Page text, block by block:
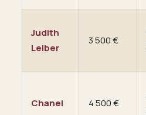
Judith
Leiber
3 500 €
Chanel 4 500 €